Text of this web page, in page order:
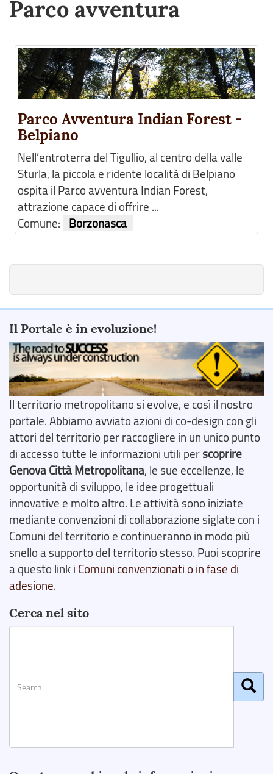
Parco avventura
Parco Avventura Indian Forest -
Belpiano
Nell’entroterra del Tigullio, al centro della valle
Sturla, la piccola e ridente località di Belpiano
ospita il Parco avventura Indian Forest,
attrazione capace di offrire ...
Comune:
Borzonasca
Il Portale è in evoluzione!
Il territorio metropolitano si evolve, e così il nostro
portale. Abbiamo avviato azioni di co-design con gli
attori del territorio per raccogliere in un unico punto
di accesso tutte le informazioni utili perscoprire
Genova Città Metropolitana, le sue eccellenze, le
opportunità di sviluppo, le idee progettuali
innovative e molto altro. Le attività sono iniziate
mediante convenzioni di collaborazione siglate con i
Comuni del territorio e continueranno in modo più
snello a supporto del territorio stesso. Puoi scoprire
a questo link i Comuni convenzionati o in fase di
adesione.
Cerca nel sito